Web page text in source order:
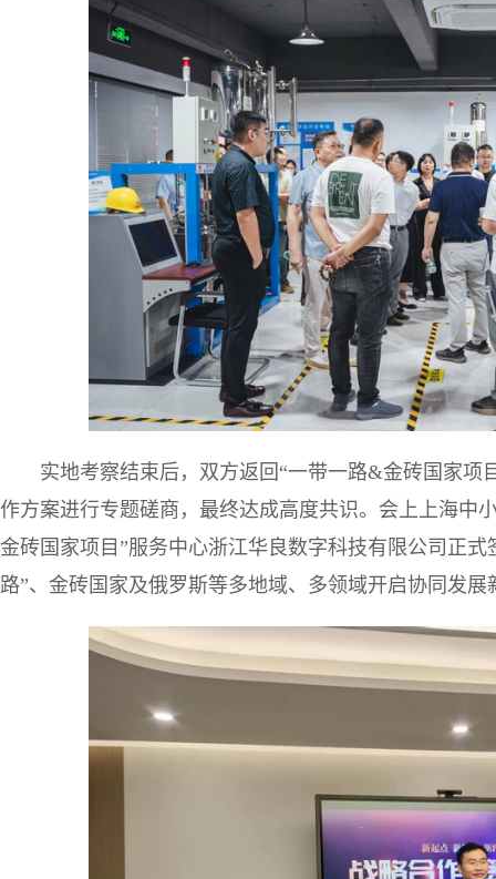
实地考察结束后，双方返回“一带一路&金砖国家项
作方案进行专题磋商，最终达成高度共识。会上上海中
金砖国家项目”服务中心浙江华良数字科技有限公司正
路”、金砖国家及俄罗斯等多地域、多领域开启协同发